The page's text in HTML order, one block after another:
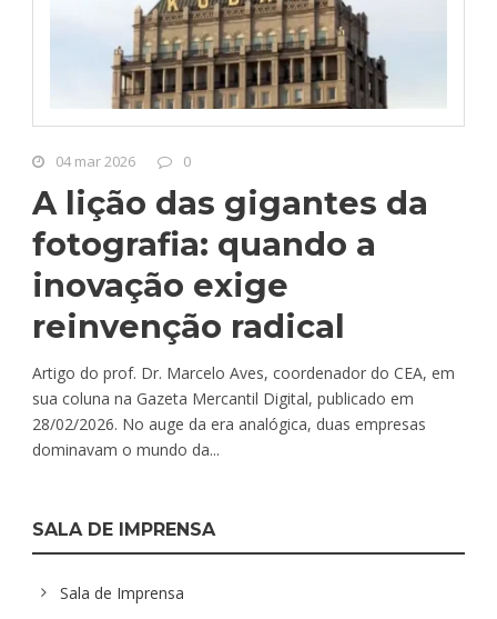
04 mar 2026 0
A lição das gigantes da
fotografia: quando a
inovação exige
reinvenção radical
Artigo do prof. Dr. Marcelo Aves, coordenador do CEA, em
sua coluna na Gazeta Mercantil Digital, publicado em
28/02/2026. No auge da era analógica, duas empresas
dominavam o mundo da...
SALA DE IMPRENSA
Sala de Imprensa